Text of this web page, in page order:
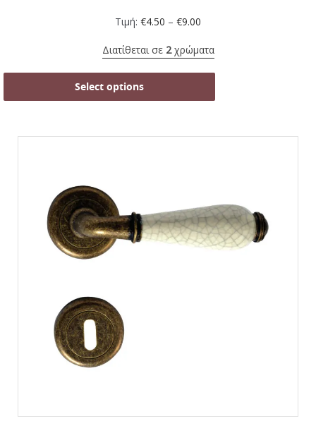
Τιμή: €4.50 – €9.00
Διατίθεται σε 2χρώματα
Select options